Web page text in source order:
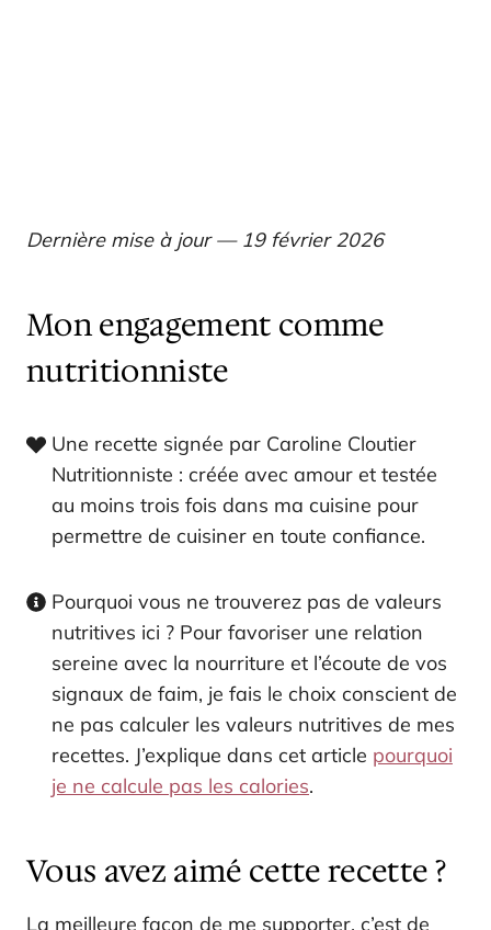
Dernière mise à jour — 19 février 2026
Mon engagement comme
nutritionniste
Une recette signée par Caroline Cloutier
Nutritionniste : créée avec amour et testée
au moins trois fois dans ma cuisine pour
permettre de cuisiner en toute confiance.
Pourquoi vous ne trouverez pas de valeurs
nutritives ici ? Pour favoriser une relation
sereine avec la nourriture et l’écoute de vos
signaux de faim, je fais le choix conscient de
ne pas calculer les valeurs nutritives de mes
recettes. J’explique dans cet article pourquoi
je ne calcule pas les calories.
Vous avez aimé cette recette ?
La meilleure façon de me supporter, c’est de